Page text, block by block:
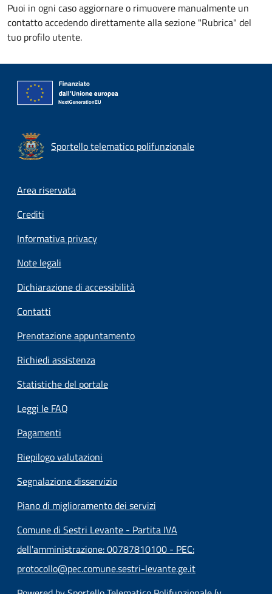
Puoi in ogni caso aggiornare o rimuovere manualmente un
contatto accedendo direttamente alla sezione "Rubrica" del
tuo profilo utente.
Sportello telematico polifunzionale
Footer menu
Area riservata
Crediti
Informativa privacy
Note legali
Dichiarazione di accessibilità
Contatti
Prenotazione appuntamento
Richiedi assistenza
Statistiche del portale
Leggi le FAQ
Pagamenti
Riepilogo valutazioni
Segnalazione disservizio
Piano di miglioramento dei servizi
Comune di Sestri Levante - Partita IVA
dell'amministrazione: 00787810100 - PEC:
protocollo@pec.comune.sestri-levante.ge.it